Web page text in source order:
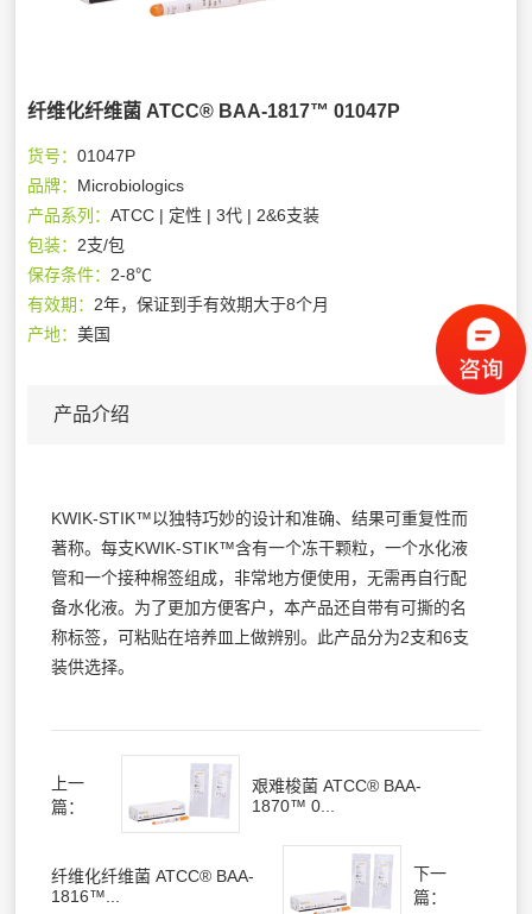
纤维化纤维菌 ATCC® BAA-1817™ 01047P
货号：01047P
品牌： Microbiologics
产品系列：ATCC | 定性 | 3代 | 2&6支装
包装： 2支/包
保存条件： 2-8℃
有效期： 2年，保证到手有效期大于8个月
产地：美国
产品介绍
KWIK-STIK™以独特巧妙的设计和准确、结果可重复性而
著称。每支KWIK-STIK™含有一个冻干颗粒，一个水化液
管和一个接种棉签组成，非常地方便使用，无需再自行配
备水化液。为了更加方便客户，本产品还自带有可撕的名
称标签，可粘贴在培养皿上做辨别。此产品分为2支和6支
装供选择。
上一
篇：
艰难梭菌 ATCC® BAA-
1870™ 0...
纤维化纤维菌 ATCC® BAA-
1816™...
下一
篇：